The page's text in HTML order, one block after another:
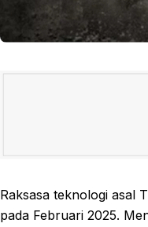
Raksasa teknologi asal
pada Februari 2025.